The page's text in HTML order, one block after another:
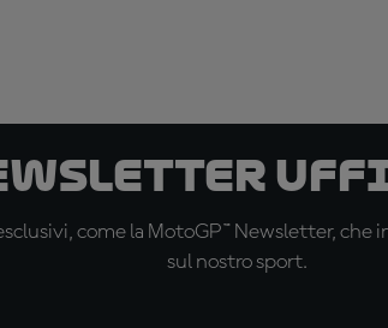
come la MotoGP™ Newsletter,
sul nostro sport.